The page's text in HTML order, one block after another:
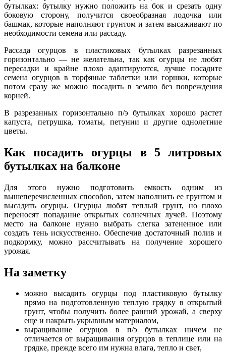
бутылках: бутылку нужно положить на бок и срезать одну
боковую сторону, получится своеобразная лодочка или
башмак, которые наполняют грунтом и затем высаживают по
необходимости семена или рассаду.
Рассада огурцов в пластиковых бутылках разрезанных
горизонтально — не желательна, так как огурцы не любят
пересадки и крайне плохо адаптируются, лучше посадите
семена огурцов в торфяные таблетки или горшки, которые
потом сразу же можно посадить в землю без повреждения
корней.
В разрезанных горизонтально п/э бутылках хорошо растет
капуста, петрушка, томаты, петунии и другие однолетние
цветы.
Как посадить огурцы в 5 литровых
бутылках на балконе
Для этого нужно подготовить емкость одним из
вышеперечисленных способов, затем наполнить ее грунтом и
высадить огурцы. Огурцы любят теплый грунт, но плохо
переносят попадание открытых солнечных лучей. Поэтому
место на балконе нужно выбрать слегка затененное или
создать тень искусственно. Обеспечив достаточный полив и
подкормку, можно рассчитывать на получение хорошего
урожая.
На заметку
можно высадить огурцы под пластиковую бутылку
прямо на подготовленную теплую грядку в открытый
грунт, чтобы получить более ранний урожай, а сверху
еще и накрыть укрывным материалом,
выращивание огурцов в п/э бутылках ничем не
отличается от выращивания огурцов в теплице или на
грядке, прежде всего им нужна влага, тепло и свет,